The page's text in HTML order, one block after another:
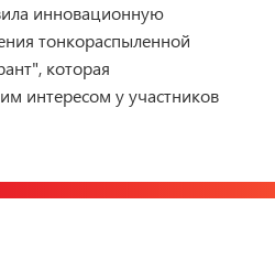
инновационную
тонкораспыленной
которая
интересом у участников